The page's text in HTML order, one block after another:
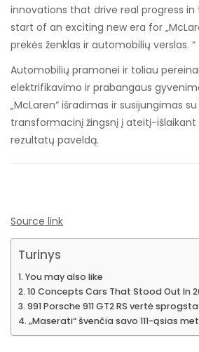
innovations that drive real progress in
start of an exciting new era for
prekės ženklas ir automobilių verslas. “
Automobilių pramonei ir toliau
elektrifikavimo ir prabangaus
„McLaren“ išradimas ir susijungimas
transformacinį žingsnį į ateitį-išlaikant
rezultatų paveldą.
Source link
Turinys
You may also like
10 Concepts Cars That Stood Out In
991 Porsche 911 GT2 RS vertė
„Maserati“ švenčia savo 111-ąsias